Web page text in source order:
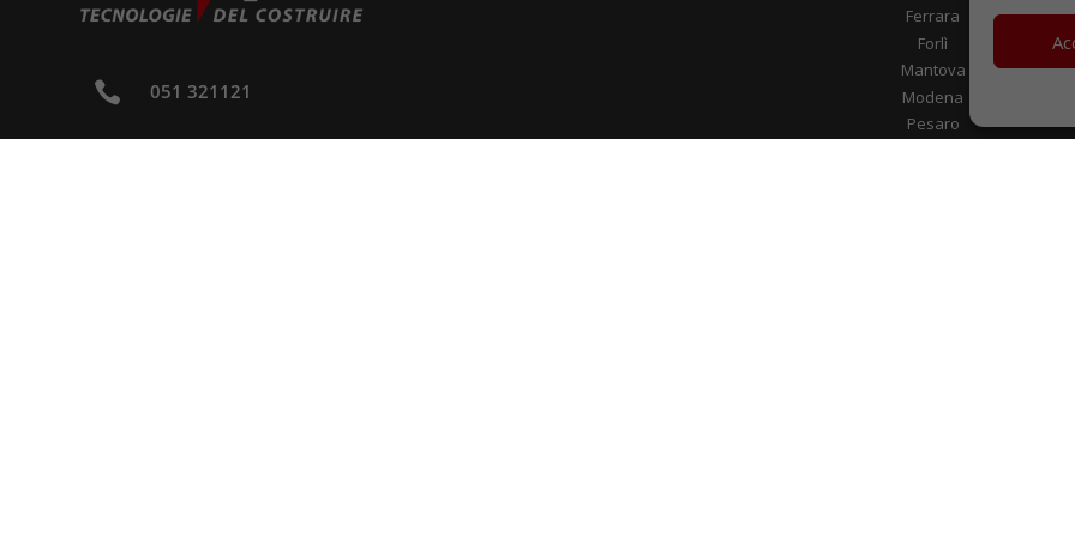
 051 321121
Ferrara
Forlì
Mantova
Modena
Pesaro